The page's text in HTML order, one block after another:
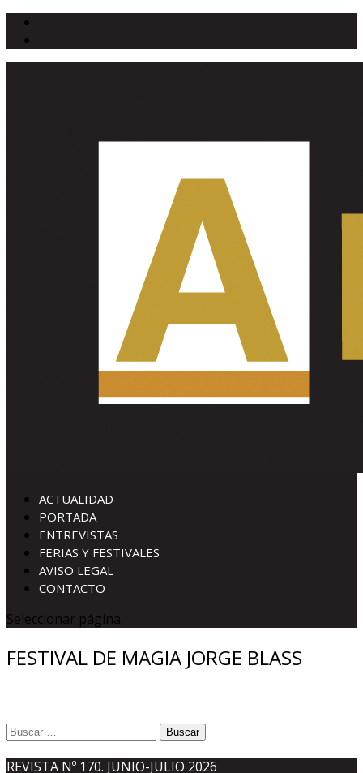
ACTUALIDAD
PORTADA
ENTREVISTAS
FERIAS Y FESTIVALES
AVISO LEGAL
CONTACTO
Seleccionar página
FESTIVAL DE MAGIA JORGE BLASS
Buscar:
REVISTA Nº 170. JUNIO-JULIO 2026